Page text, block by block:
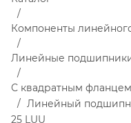
Компоненты
Линейные
С квадратным
Линейный
25 LUU